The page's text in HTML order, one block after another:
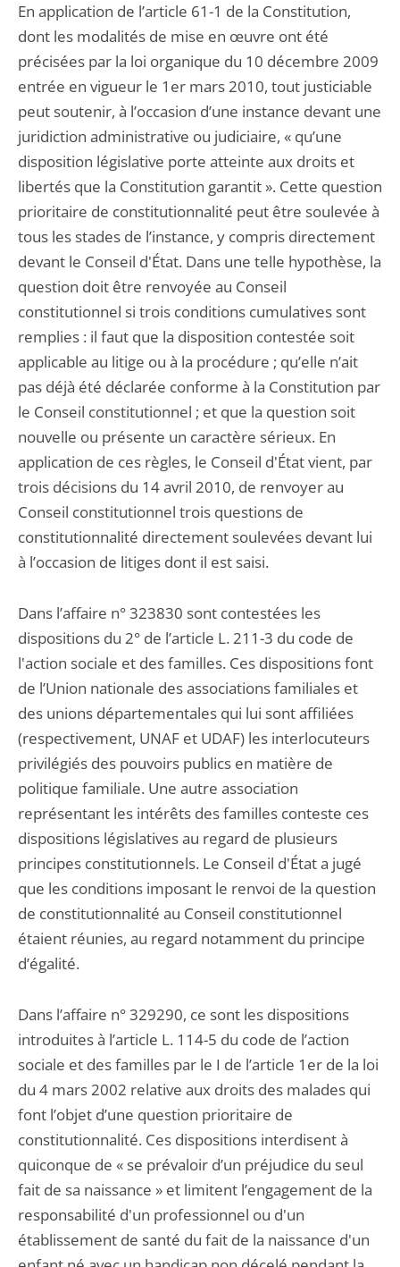
En application de l’article 61-1 de la Constitution,
dont les modalités de mise en œuvre ont été
précisées par la loi organique du 10 décembre 2009
entrée en vigueur le 1er mars 2010, tout justiciable
peut soutenir, à l’occasion d’une instance devant une
juridiction administrative ou judiciaire, « qu’une
disposition législative porte atteinte aux droits et
libertés que la Constitution garantit ». Cette question
prioritaire de constitutionnalité peut être soulevée à
tous les stades de l’instance, y compris directement
devant le Conseil d'État. Dans une telle hypothèse, la
question doit être renvoyée au Conseil
constitutionnel si trois conditions cumulatives sont
remplies : il faut que la disposition contestée soit
applicable au litige ou à la procédure ; qu’elle n’ait
pas déjà été déclarée conforme à la Constitution par
le Conseil constitutionnel ; et que la question soit
nouvelle ou présente un caractère sérieux. En
application de ces règles, le Conseil d'État vient, par
trois décisions du 14 avril 2010, de renvoyer au
Conseil constitutionnel trois questions de
constitutionnalité directement soulevées devant lui
à l’occasion de litiges dont il est saisi.
Dans l’affaire n° 323830 sont contestées les
dispositions du 2° de l’article L. 211-3 du code de
l'action sociale et des familles. Ces dispositions font
de l’Union nationale des associations familiales et
des unions départementales qui lui sont affiliées
(respectivement, UNAF et UDAF) les interlocuteurs
privilégiés des pouvoirs publics en matière de
politique familiale. Une autre association
représentant les intérêts des familles conteste ces
dispositions législatives au regard de plusieurs
principes constitutionnels. Le Conseil d'État a jugé
que les conditions imposant le renvoi de la question
de constitutionnalité au Conseil constitutionnel
étaient réunies, au regard notamment du principe
d’égalité.
Dans l’affaire n° 329290, ce sont les dispositions
introduites à l’article L. 114-5 du code de l’action
sociale et des familles par le I de l’article 1er de la loi
du 4 mars 2002 relative aux droits des malades qui
font l’objet d’une question prioritaire de
constitutionnalité. Ces dispositions interdisent à
quiconque de « se prévaloir d’un préjudice du seul
fait de sa naissance » et limitent l’engagement de la
responsabilité d'un professionnel ou d'un
établissement de santé du fait de la naissance d'un